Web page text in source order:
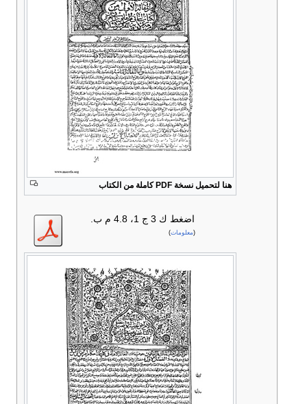
هنا لتحميل نسخة PDF كاملة من الكتاب
اضغط ك 3 ج 1، 4.8 م ب.
(معلومات)